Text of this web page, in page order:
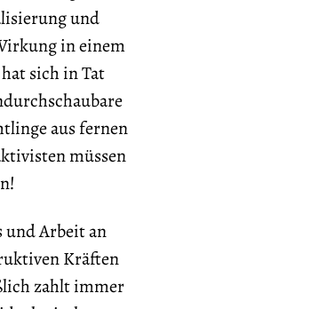
und
in einem
sich in Tat
aus fernen
müssen
und Arbeit an
Kräften
zahlt immer